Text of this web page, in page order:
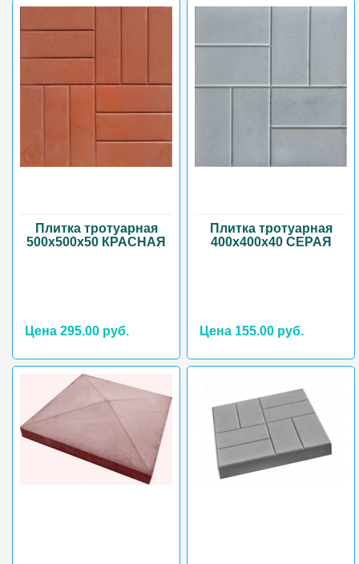
Плитка тротуарная
500х500х50 КРАСНАЯ
Цена 295.00 руб.
Плитка тротуарная
400х400х40 СЕРАЯ
Цена 155.00 руб.